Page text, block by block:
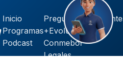
Inicio
Programas
Podcast
Preguntas
+Evolución
Conmebol
Legales